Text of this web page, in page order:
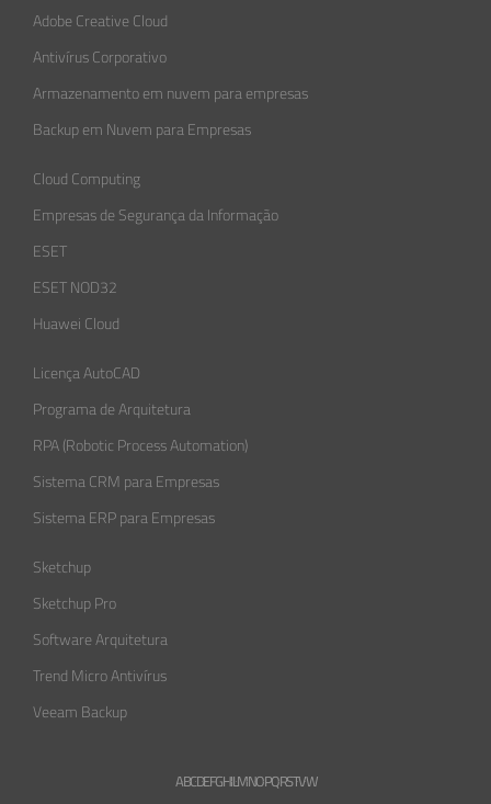
Adobe Creative Cloud
Antivírus Corporativo
Armazenamento em nuvem para empresas
Backup em Nuvem para Empresas
Cloud Computing
Empresas de Segurança da Informação​
ESET
ESET NOD32
Huawei Cloud
Licença AutoCAD
Programa de Arquitetura
RPA (Robotic Process Automation)
Sistema CRM para Empresas
Sistema ERP para Empresas
Sketchup
Sketchup Pro
Software Arquitetura
Trend Micro Antivírus
Veeam Backup
ABCDEFGHLMNOPQRSTVW